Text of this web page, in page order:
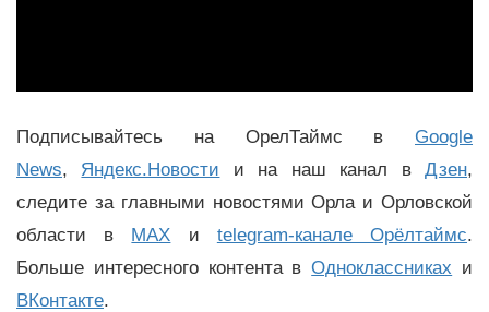
Подписывайтесь на ОрелТаймс в Google
News, Яндекс.Новости и на наш канал вДзен,
следите за главными новостями Орла и Орловской
области в MAX и telegram-канале Орёлтаймс.
Больше интересного контента вОдноклассниках и
ВКонтакте.